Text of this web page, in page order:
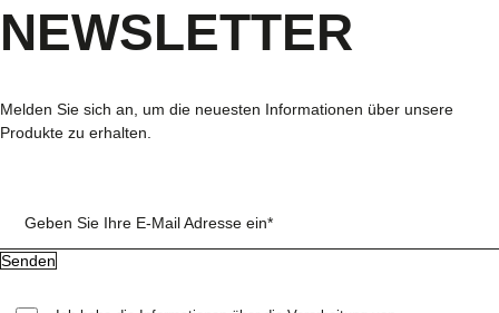
NEWSLETTER
Melden Sie sich an, um die neuesten Informationen über unsere
Produkte zu erhalten.
Geben Sie Ihre E-Mail Adresse ein*